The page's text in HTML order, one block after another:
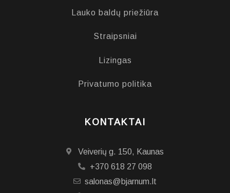
Lauko baldų priežiūra
Straipsniai
Lizingas
Privatumo politika
KONTAKTAI
Veiverių g. 150, Kaunas
+370 618 27 098
salonas@bjarnum.lt